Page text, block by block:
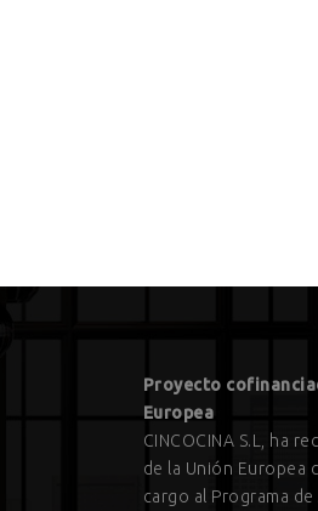
Proyecto
Europea
CINCOCINA S.L, ha
de la Unión Europea
cargo al Programa de